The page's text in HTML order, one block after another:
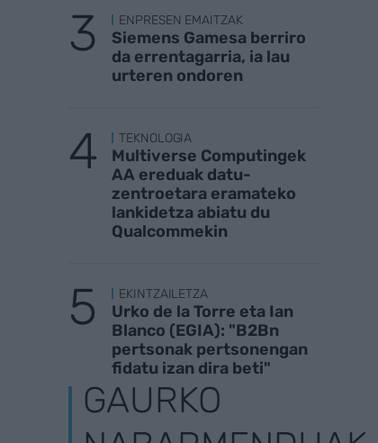
ENPRESEN EMAITZAK
Siemens Gamesa berriro
da errentagarria, ia lau
urteren ondoren
TEKNOLOGIA
Multiverse Computingek
AA ereduak datu-
zentroetara eramateko
lankidetza abiatu du
Qualcommekin
EKINTZAILETZA
Urko de la Torre eta Ian
Blanco (EGIA): "B2Bn
pertsonak pertsonengan
fidatu izan dira beti"
GAURKO